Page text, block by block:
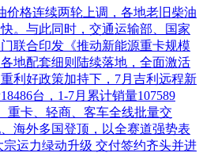
价格连续两轮上调，各地老旧柴油
。与此同时，交通运输部、国家
联合印发《推动新能源重卡规模
地配套细则陆续落地，全面激活
利好政策加持下，7月吉利远程新
台，1-7月累计销量107589
重卡、轻商、客车全线批量交
海外多国登顶，以全赛道强势表
运力绿动升级 交付签约齐头并进